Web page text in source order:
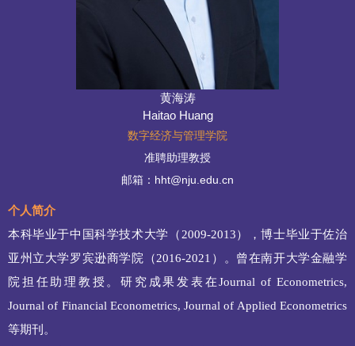
黄海涛
Haitao Huang
数字经济与管理学院
准聘助理教授
邮箱：hht@nju.edu.cn
个人简介
本科毕业于中国科学技术大学（2009-2013），博士毕业于佐治
亚州立大学罗宾逊商学院（2016-2021 ）。曾在南开大学金融学
院担任助理教授。研究成果发表在Journal of Econometrics,
Journal of Financial Econometrics, Journal of Applied Econometrics
等期刊。